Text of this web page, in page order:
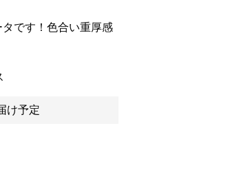
です！色合い重厚感
け予定